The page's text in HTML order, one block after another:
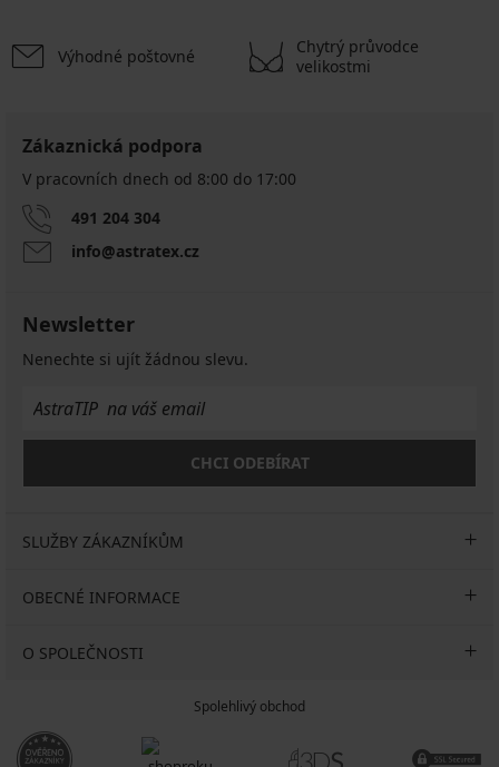
Výhodné poštovné
Chytrý průvodce
velikostmi
Zákaznická podpora
V pracovních dnech od 8:00 do 17:00
491 204 304
info@astratex.cz
Newsletter
Nenechte si ujít žádnou slevu.
CHCI ODEBÍRAT
SLUŽBY ZÁKAZNÍKŮM
OBECNÉ INFORMACE
O SPOLEČNOSTI
Spolehlivý obchod